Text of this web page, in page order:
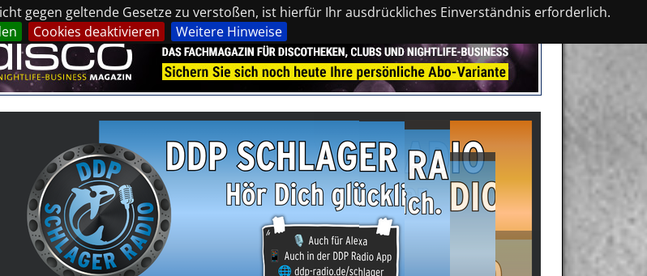
gegen geltende Gesetze zu verstoßen, ist hierfür Ihr ausdrückliches Einverständnis erforderlich.
Cookies deaktivieren Weitere Hinweise